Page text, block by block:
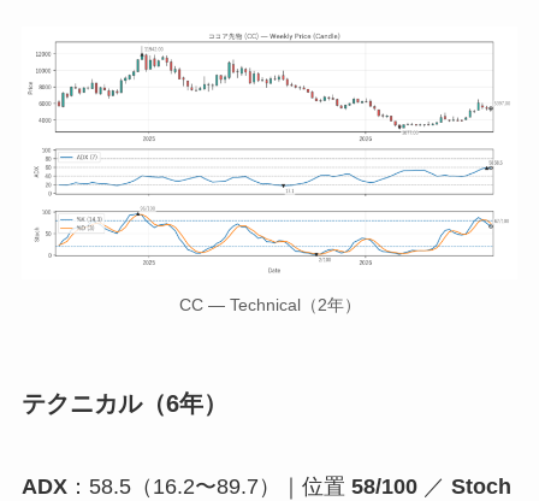
CC — Technical（2年）
テクニカル（6年）
ADX：58.5（16.2〜89.7）｜位置 58/100／ Stoch